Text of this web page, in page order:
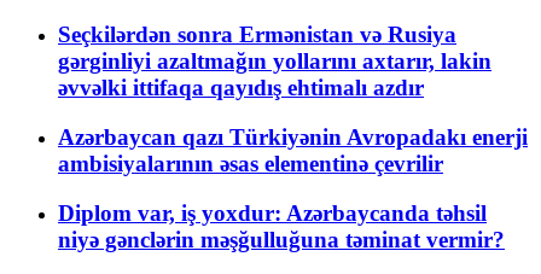
Seçkilərdən sonra Ermənistan və Rusiya
gərginliyi azaltmağın yollarını axtarır, lakin
əvvəlki ittifaqa qayıdış ehtimalı azdır
Azərbaycan qazı Türkiyənin Avropadakı enerji
ambisiyalarının əsas elementinə çevrilir
Diplom var, iş yoxdur: Azərbaycanda təhsil
niyə gənclərin məşğulluğuna təminat vermir?